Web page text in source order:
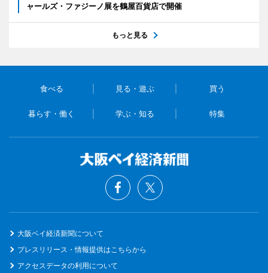
ャールズ・ファジーノ展を鶴屋百貨店で開催
もっと見る
食べる 見る・遊ぶ 買う
暮らす・働く 学ぶ・知る 特集
大阪ベイ経済新聞について
プレスリリース・情報提供はこちらから
アクセスデータの利用について